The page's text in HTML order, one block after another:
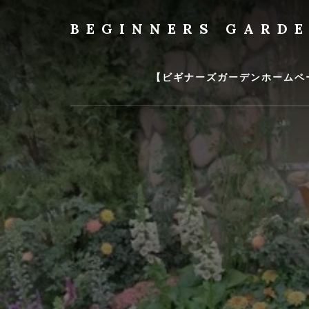
BEGINNERS
の
類
や
育
て
方
の
紹
介
を
行
い
ま
【ビギナーズガーデンホームペ